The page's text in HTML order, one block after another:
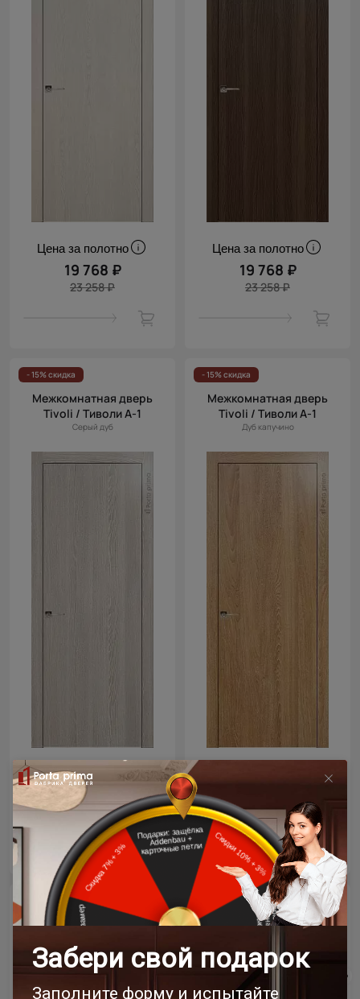
Цена за полотно
19 768 ₽
23 258 ₽
Цена за полотно
19 768 ₽
23 258 ₽
- 15% скидка
Межкомнатная дверь
Tivoli / Тиволи А-1
Серый дуб
Цена за полотно
19 768 ₽
23 258 ₽
- 15% скидка
Межкомнатная дверь
Tivoli / Тиволи А-1
Дуб капучино
23 258 ₽
- 15% скидка
Межкомнатная дверь
Дуб карамель
- 15% скидка
Межкомнатная дверь
Tivoli / Тиволи А-1
Венге Нуар